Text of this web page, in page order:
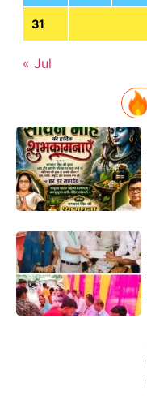
31
« Jul